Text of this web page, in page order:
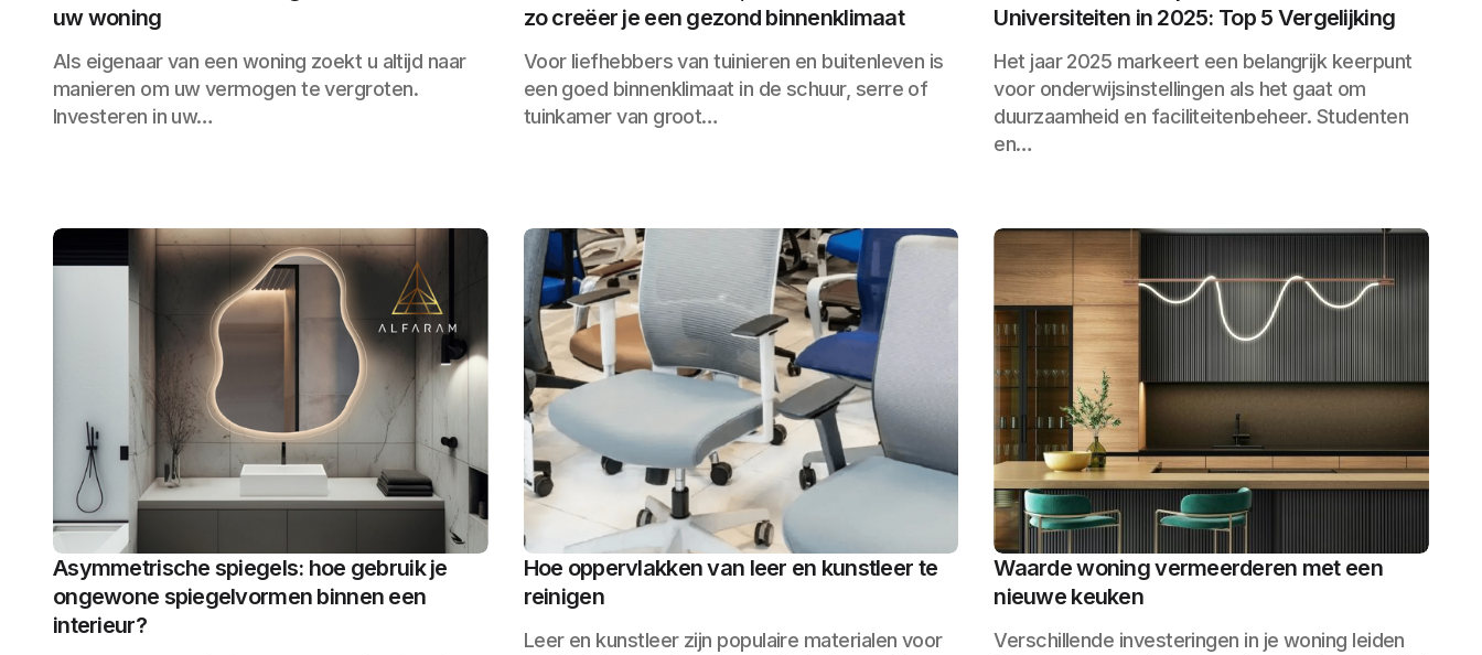
uw woning
Als eigenaar van een woning zoekt u altijd naar
manieren om uw vermogen te vergroten.
Investeren in uw…
zo creëer je een gezond binnenklimaat
Voor liefhebbers van tuinieren en buitenleven is
een goed binnenklimaat in de schuur, serre of
tuinkamer van groot…
Universiteiten in 2025: Top 5 Vergelijking
Het jaar 2025 markeert een belangrijk keerpunt
voor onderwijsinstellingen als het gaat om
duurzaamheid en faciliteitenbeheer. Studenten
en…
Asymmetrische spiegels: hoe gebruik je
ongewone spiegelvormen binnen een
interieur?
Hoe oppervlakken van leer en kunstleer te
reinigen
Leer en kunstleer zijn populaire materialen voor
Waarde woning vermeerderen met een
nieuwe keuken
Verschillende investeringen in je woning leiden